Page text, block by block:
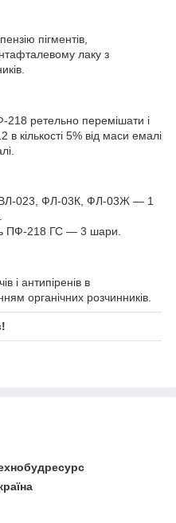
пігментів,
лаку з
ретельно перемішати і
кількості 5% від маси емалі
ВЛ-023, ФЛ-03К, ФЛ-03Ж — 1
ПФ-218 ГС — 3 шари.
і антипіренів в
органічних розчинників.